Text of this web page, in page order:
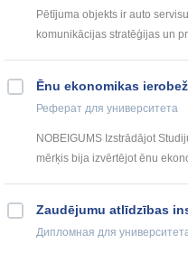
Pētījuma objekts ir auto
komunikācijas stratēģijas un
Ēnu ekonomikas
Реферат для университета
NOBEIGUMS Izstrādājot
mērķis bija izvērtējot ēnu
Zaudējumu atlīdzības
Дипломная для